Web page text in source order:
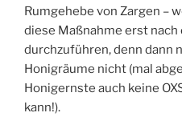
Rumgehebe von Zargen –
diese Maßnahme erst
durchzuführen, denn dann
Honigräume nicht (mal
Honigernste auch keine
kann!).